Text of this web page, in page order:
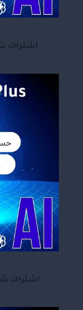
اشتراك
اشتراك